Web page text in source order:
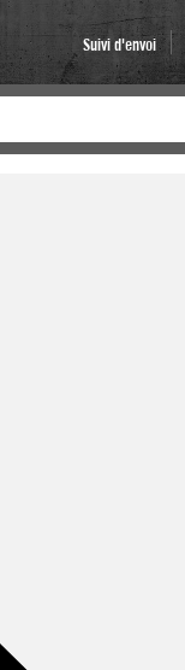
Suivi d'envoi